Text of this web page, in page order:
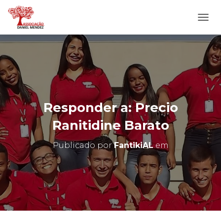
L
T
E
R
N
A
N
A
E
G
O
Responder a: Precio
Ranitidine Barato
Publicado porFantikiALem